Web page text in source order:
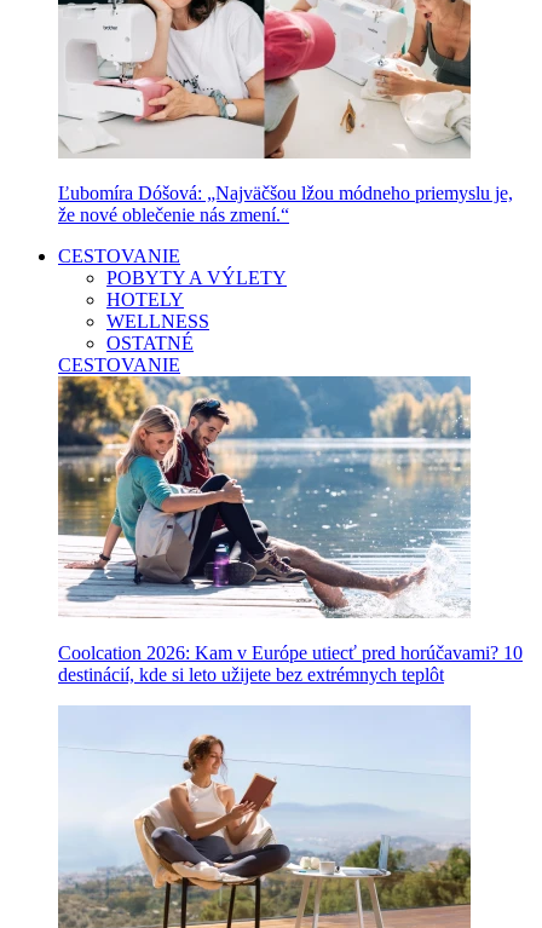
Ľubomíra Dóšová: „Najväčšou lžou módneho priemyslu je,
že nové oblečenie nás zmení.“
CESTOVANIE
POBYTY A VÝLETY
HOTELY
WELLNESS
OSTATNÉ
CESTOVANIE
Coolcation 2026: Kam v Európe utiecť pred horúčavami? 10
destinácií, kde si leto užijete bez extrémnych teplôt